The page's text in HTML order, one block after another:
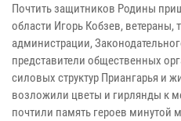
Почтить защитников Родины
области Игорь Кобзев, ветераны,
администрации,
представители общественных
силовых структур Приангарья и
возложили цветы и гирлянды к
почтили память героев минутой